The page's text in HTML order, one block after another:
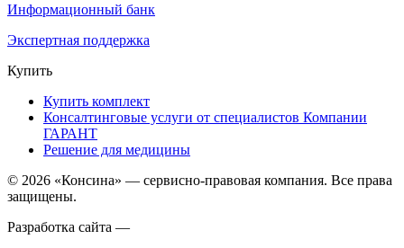
Информационный банк
Экспертная поддержка
Купить
Купить комплект
Консалтинговые услуги от специалистов Компании
ГАРАНТ
Решение для медицины
© 2026 «Консина» — сервисно-правовая компания. Все права
защищены.
Разработка сайта —